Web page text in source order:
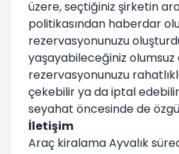
üzere, seçtiğiniz şirketin
politikasından haberdar
rezervasyonunuzu
yaşayabileceğiniz
rezervasyonunuzu
çekebilir ya da iptal
seyahat öncesinde de
İletişim
Araç kiralama Ayvalık